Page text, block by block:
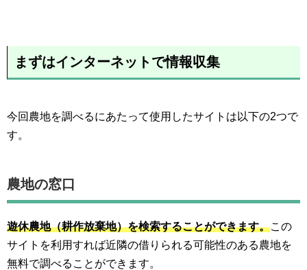
まずはインターネットで情報収集
今回農地を調べるにあたって使用したサイトは以下の2つで
す。
農地の窓口
遊休農地（耕作放棄地）を検索することができます。この
サイトを利用すれば近隣の借りられる可能性のある農地を
無料で調べることができます。